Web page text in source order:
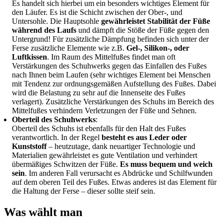
Es handelt sich hierbei um ein besonders wichtiges Element für
den Läufer. Es ist die Schicht zwischen der Ober-, und
Untersohle. Die Hauptsohle gewährleistet Stabilität der Füße
während des Laufs und dämpft die Stöße der Füße gegen den
Untergrund! Für zusätzliche Dämpfung befinden sich unter der
Ferse zusätzliche Elemente wie z.B. Gel-, Silikon-, oder
Luftkissen. Im Raum des Mittelfußes findet man oft
Verstärkungen des Schuhwerks gegen das Einfallen des Fußes
nach Ihnen beim Laufen (sehr wichtiges Element bei Menschen
mit Tendenz zur ordnungsgemäßen Aufstellung des Fußes. Dabei
wird die Belastung zu sehr auf die Innenseite des Fußes
verlagert). Zusätzliche Verstärkungen des Schuhs im Bereich des
Mittelfußes verhindern Verletzungen der Füße und Sehnen.
Oberteil des Schuhwerks:
Oberteil des Schuhs ist ebenfalls für den Halt des Fußes
verantwortlich. In der Regel besteht es aus Leder oder
Kunststoff– heutzutage, dank neuartiger Technologie und
Materialien gewährleistet es gute Ventilation und verhindert
übermäßiges Schwitzen der Füße. Es muss bequem und weich
sein. Im anderen Fall verursacht es Abdrücke und Schilfwunden
auf dem oberen Teil des Fußes. Etwas anderes ist das Element für
die Haltung der Ferse – dieser sollte steif sein.
Was wählt man